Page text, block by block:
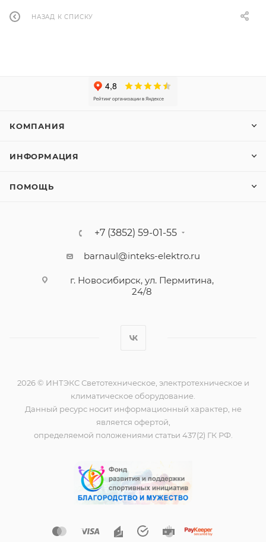
НАЗАД К СПИСКУ
КОМПАНИЯ
ИНФОРМАЦИЯ
ПОМОЩЬ
+7 (3852) 59-01-55
barnaul@inteks-elektro.ru
г. Новосибирск, ул. Пермитина,
24/8
2026 © ИНТЭКС Светотехническое, электротехническое и
климатическое оборудование.
Данный ресурс носит информационный характер, не
является офертой,
определяемой положениями статьи 437(2) ГК РФ.